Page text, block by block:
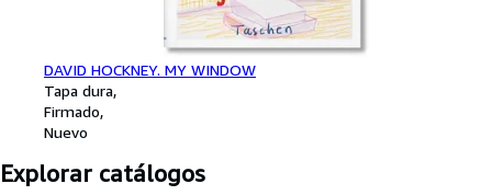
DAVID HOCKNEY. MY WINDOW
Tapa dura
Firmado
Nuevo
Explorar catálogos